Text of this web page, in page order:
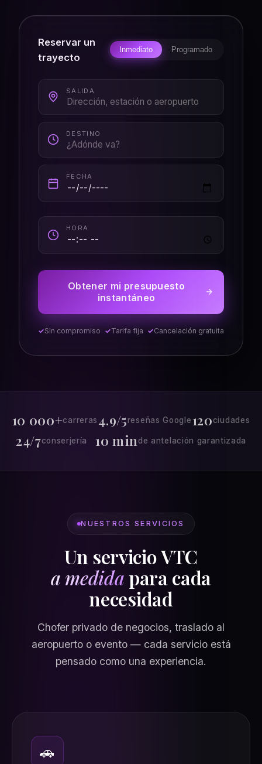
Reservar un
trayecto
Inmediato Programado
SALIDA
DESTINO
FECHA
HORA
Obtener mi presupuesto
instantáneo
Sin compromiso Tarifa fija Cancelación gratuita
10 000+carreras 4.9/5reseñas Google120ciudades
24/7conserjería 10 minde antelación garantizada
NUESTROS SERVICIOS
Un servicio VTC
a medidapara cada
necesidad
Chofer privado de negocios, traslado al
aeropuerto o evento — cada servicio está
pensado como una experiencia.
🚗